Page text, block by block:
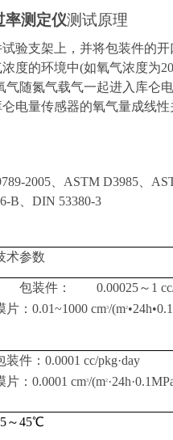
率测定仪测试原理
验支架上，并将包装件的
度的环境中(如氧气浓度为
随氮气载气一起进入库仑
电量传感器的氧气量成线性
2005、ASTM D3985、
B、DIN 53380-3
术参数
包装件： 0.00025～1
片 ：0.01~1000 cm3/(m2
装件：0.0001 cc/pkg·day
片 ：0.0001 cm3/(m2
～45℃